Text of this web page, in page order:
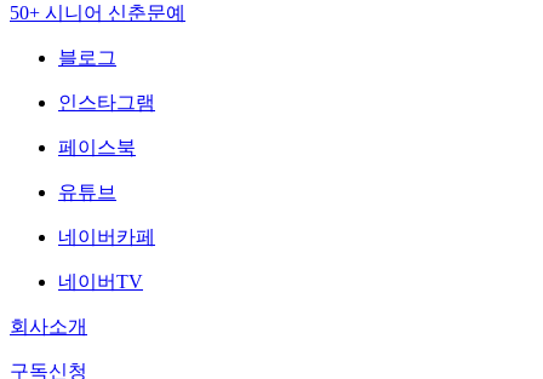
50+ 시니어 신춘문예
블로그
인스타그램
페이스북
유튜브
네이버카페
네이버TV
회사소개
구독신청